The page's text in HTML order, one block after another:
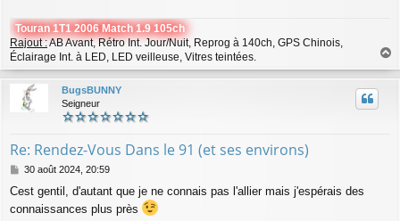
g
e
Touran 1T1 2006 Match 1.9 105ch
Rajout :AB Avant, Rétro Int. Jour/Nuit, Reprog à 140ch, GPS Chinois,
Éclairage Int. à LED, LED veilleuse, Vitres teintées.
a
u
BugsBUNNY
Seigneur
Re: Rendez-Vous Dans le 91 (et ses environs)
M
s
s
30 août 2024, 20:59
Cest gentil, d'autant que je ne connais pas l'allier mais j'espérais des
connaissances plus près